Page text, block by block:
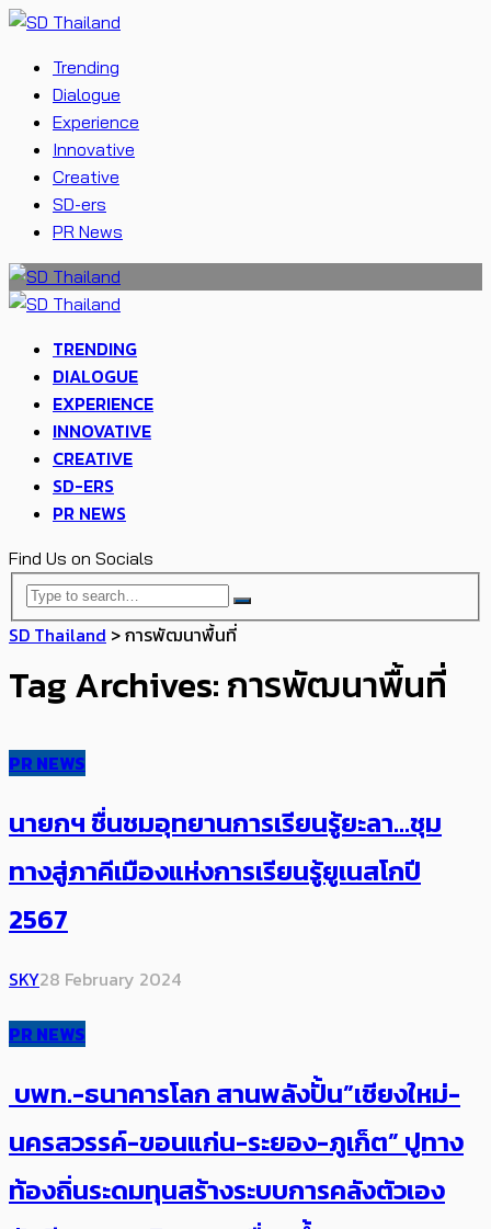
Trending
Dialogue
Experience
Innovative
Creative
SD-ers
PR News
TRENDING
DIALOGUE
EXPERIENCE
INNOVATIVE
CREATIVE
SD-ERS
PR NEWS
Find Us on Socials
SD Thailand >การพัฒนาพื้นที่
Tag Archives: การพัฒนาพื้นที่
PR NEWS
นายกฯ ชื่นชมอุทยานการเรียนรู้ยะลา…ชุม
ทางสู่ภาคีเมืองแห่งการเรียนรู้ยูเนสโกปี
2567
SKY28 February 2024
PR NEWS
บพท.-ธนาคารโลก สานพลังปั้น”เชียงใหม่-
นครสวรรค์-ขอนแก่น-ระยอง-ภูเก็ต” ปูทาง
ท้องถิ่นระดมทุนสร้างระบบการคลังตัวเอง